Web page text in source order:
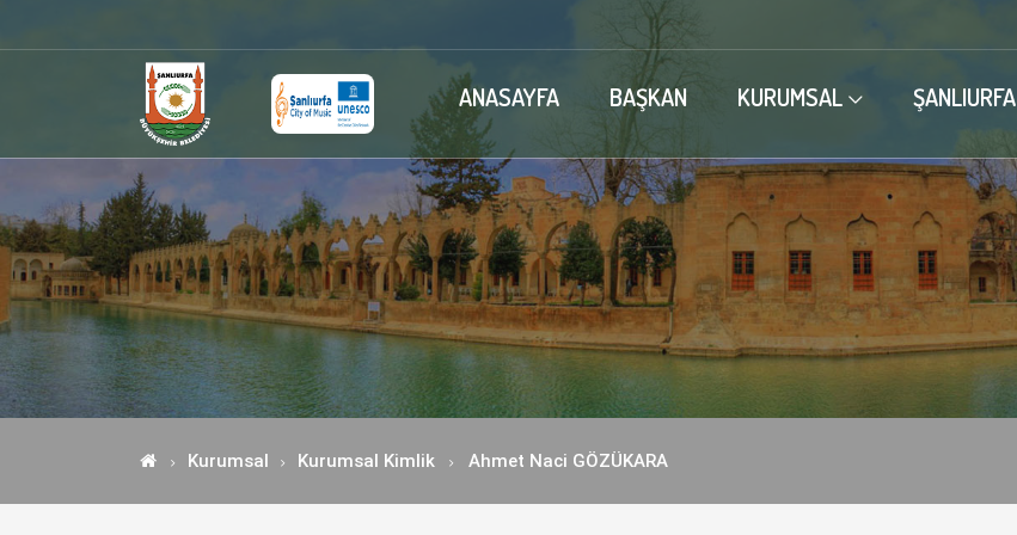
ANASAYFA BAŞKAN KURUMSAL ŞANLIURFA
Kurumsal Kurumsal Kimlik Ahmet Naci GÖZÜKARA